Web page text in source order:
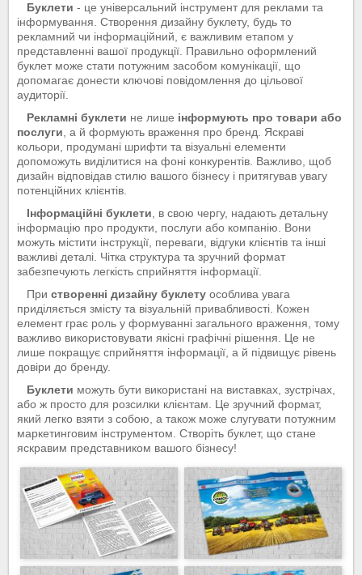
Буклети - це універсальний інструмент для реклами та
інформування. Створення дизайну буклету, будь то
рекламний чи інформаційний, є важливим етапом у
представленні вашої продукції. Правильно оформлений
буклет може стати потужним засобом комунікації, що
допомагає донести ключові повідомлення до цільової
аудиторії.
Рекламні буклети не лише інформують про товари або
послуги, а й формують враження про бренд. Яскраві
кольори, продумані шрифти та візуальні елементи
допоможуть виділитися на фоні конкурентів. Важливо, щоб
дизайн відповідав стилю вашого бізнесу і притягував увагу
потенційних клієнтів.
Інформаційні буклети, в свою чергу, надають детальну
інформацію про продукти, послуги або компанію. Вони
можуть містити інструкції, переваги, відгуки клієнтів та інші
важливі деталі. Чітка структура та зручний формат
забезпечують легкість сприйняття інформації.
При створенні дизайну буклетуособлива увага
приділяється змісту та візуальній привабливості. Кожен
елемент грає роль у формуванні загального враження, тому
важливо використовувати якісні графічні рішення. Це не
лише покращує сприйняття інформації, а й підвищує рівень
довіри до бренду.
Буклети можуть бути використані на виставках, зустрічах,
або ж просто для розсилки клієнтам. Це зручний формат,
який легко взяти з собою, а також може слугувати потужним
маркетинговим інструментом. Створіть буклет, що стане
яскравим представником вашого бізнесу!